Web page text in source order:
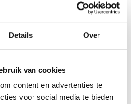
Details Over
van cookies
content en advertenties te
voor social media te bieden